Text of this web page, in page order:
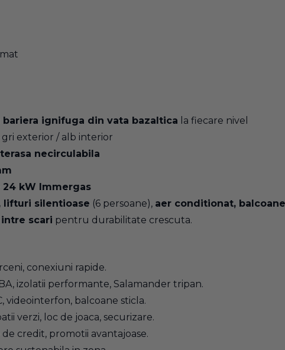
bariera ignifuga din vata bazaltica la fiecare nivel
gri exterior / alb interior
terasa necirculabila
24 kW Immergas
lifturi silentioase (6 persoane), aer conditionat,
scari pentru durabilitate crescuta.
conexiuni rapide.
izolatii performante, Salamander tripan.
videointerfon, balcoane sticla.
verzi, loc de joaca, securizare.
de credit, promotii avantajoase.